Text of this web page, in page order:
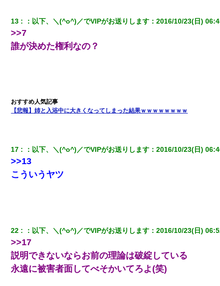
【驚愕】私「今まで育てた分のお金返してね(冗談)」息子「はい、
3000万円」→数年後。私「妹が病気になったから援助して欲し
い」→
ら、旦那の顔が曇って雰囲気が一転。そそくさと話を切り上げて
いつもより早く寝付いてしまった…｜生活｜ワロタあんてな
絡無しは無理」上司「いいから付けろ！」→
婚活パーティーでよく会う美女がいた。こんな完璧な容姿を持っ
てしても結婚て難しいんだなぁ…と思ってた
男だけどリベンジポノレノの被害者になって未だに人生が立ち直
せない
13 ： 以下、＼(^o^)／でVIPがお送りします ：2016/10/23(日)
>>7
誰が決めた権利なの？
【悲報】姉と入浴中に大きくなってしまった結果ｗｗｗｗｗｗｗｗ
17 ： 以下、＼(^o^)／でVIPがお送りします ：2016/10/23(日)
>>13
こういうヤツ
22 ： 以下、＼(^o^)／でVIPがお送りします ：2016/10/23(日)
>>17
説明できないならお前の理論は破綻している
永遠に被害者面してべそかいてろよ(笑)